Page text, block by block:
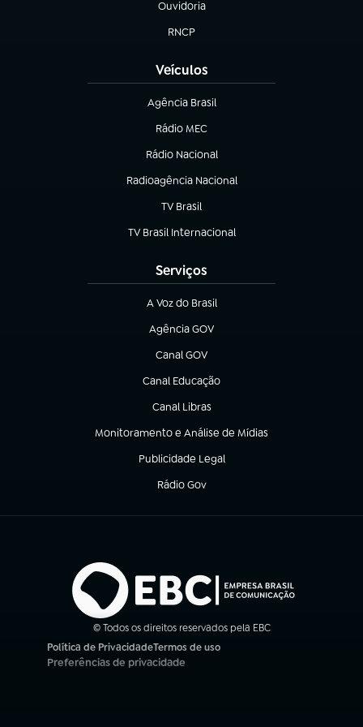
Ouvidoria
(abre em nova aba)
RNCP
(abre em nova aba)
Veículos
Agência Brasil
(abre em nova aba)
Rádio MEC
Rádio Nacional
(abre em nova aba)
Radioagência Nacional
(abre em nova aba)
TV Brasil
(abre em nova aba)
TV Brasil Internacional
(abre em nova aba)
Serviços
A Voz do Brasil
(abre em nova aba)
Agência GOV
(abre em nova aba)
Canal GOV
(abre em nova aba)
Canal Educação
(abre em nova aba)
Canal Libras
(abre em nova aba)
Monitoramento e Análise de Mídias
(abre em nova aba)
Publicidade Legal
(abre em nova aba)
Rádio Gov
(abre em nova aba)
© Todos os direitos reservados pela EBC
Política de Privacidade
(abre em nova aba)
Termos de uso
(abre em nova aba)
Preferências de privacidade